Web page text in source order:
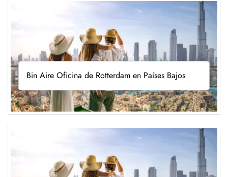
Bin Aire Oficina de Rotterdam en Países Bajos